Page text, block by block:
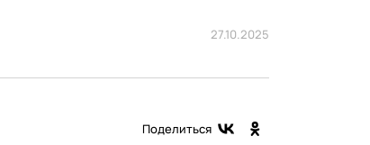
27.10.2025
Поделиться